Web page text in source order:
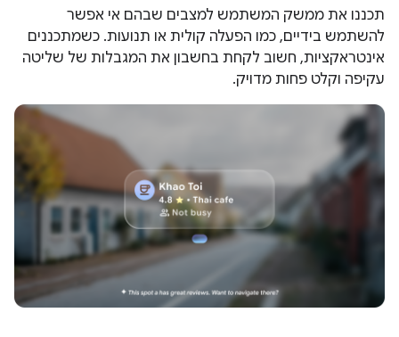
תכננו את ממשק המשתמש למצבים שבהם אי אפשר
להשתמש בידיים, כמו הפעלה קולית או תנועות. כשמתכננים
אינטראקציות, חשוב לקחת בחשבון את המגבלות של שליטה
עקיפה וקלט פחות מדויק.